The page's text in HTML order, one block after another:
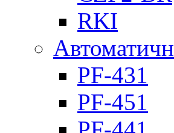
RKI
PF-431
PF-451